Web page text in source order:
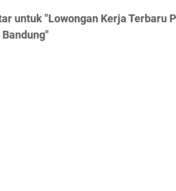
untuk "Lowongan Kerja Terbaru